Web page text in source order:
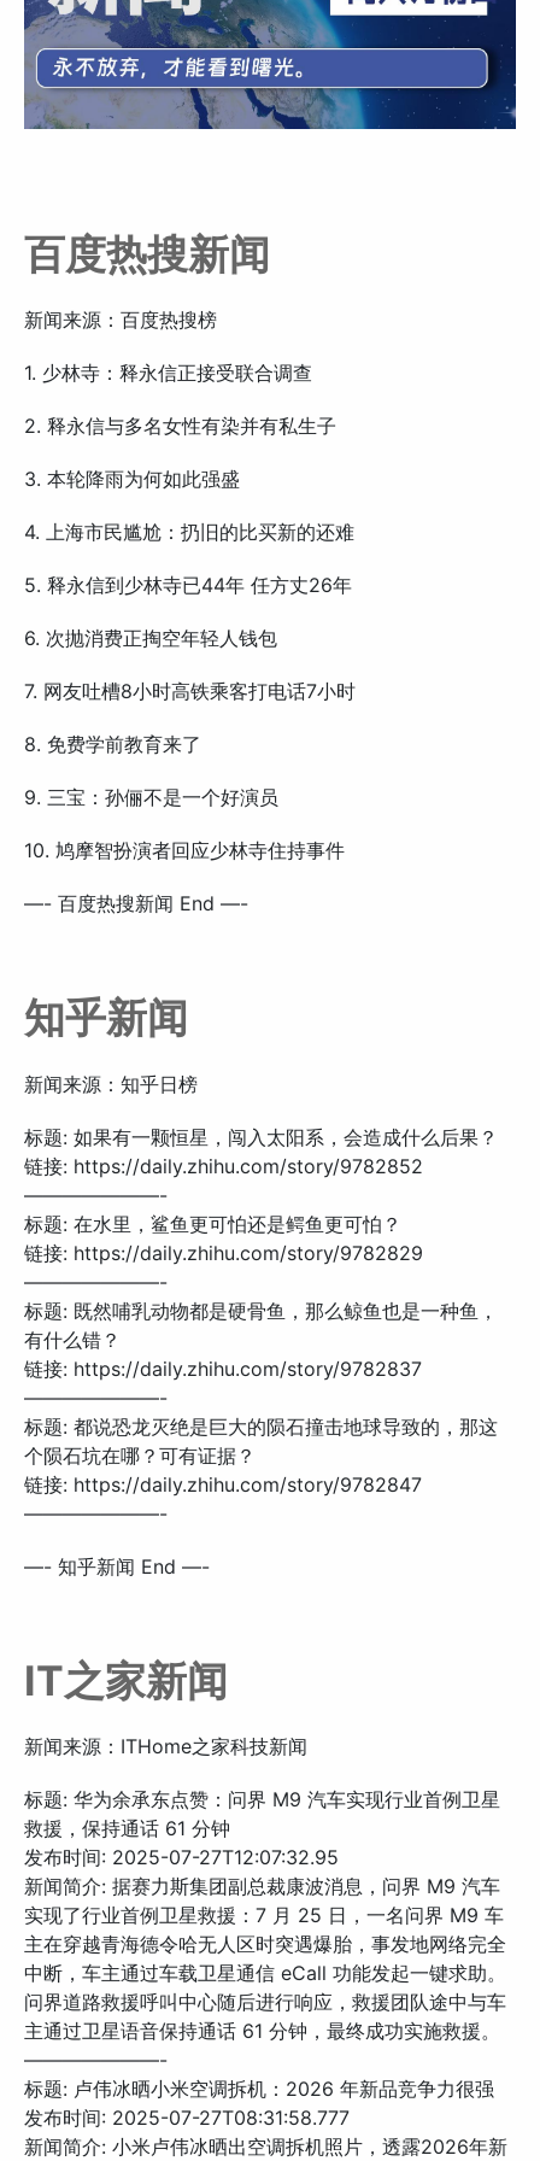
百度热搜新闻
新闻来源：百度热搜榜
1. 少林寺：释永信正接受联合调查
2. 释永信与多名女性有染并有私生子
3. 本轮降雨为何如此强盛
4. 上海市民尴尬：扔旧的比买新的还难
5. 释永信到少林寺已44年 任方丈26年
6. 次抛消费正掏空年轻人钱包
7. 网友吐槽8小时高铁乘客打电话7小时
8. 免费学前教育来了
9. 三宝：孙俪不是一个好演员
10. 鸠摩智扮演者回应少林寺住持事件
—- 百度热搜新闻 End —-
知乎新闻
新闻来源：知乎日榜
标题: 如果有一颗恒星，闯入太阳系，会造成什么后果？
链接: https://daily.zhihu.com/story/9782852
———————-
标题: 在水里，鲨鱼更可怕还是鳄鱼更可怕？
链接: https://daily.zhihu.com/story/9782829
———————-
标题: 既然哺乳动物都是硬骨鱼，那么鲸鱼也是一种鱼，
有什么错？
链接: https://daily.zhihu.com/story/9782837
———————-
标题: 都说恐龙灭绝是巨大的陨石撞击地球导致的，那这
个陨石坑在哪？可有证据？
链接: https://daily.zhihu.com/story/9782847
———————-
—- 知乎新闻 End —-
IT之家新闻
新闻来源：ITHome之家科技新闻
标题: 华为余承东点赞：问界 M9 汽车实现行业首例卫星
救援，保持通话 61 分钟
发布时间: 2025-07-27T12:07:32.95
新闻简介: 据赛力斯集团副总裁康波消息，问界 M9 汽车
实现了行业首例卫星救援：7 月 25 日，一名问界 M9 车
主在穿越青海德令哈无人区时突遇爆胎，事发地网络完全
中断，车主通过车载卫星通信 eCall 功能发起一键求助。
问界道路救援呼叫中心随后进行响应，救援团队途中与车
主通过卫星语音保持通话 61 分钟，最终成功实施救援。
———————-
标题: 卢伟冰晒小米空调拆机：2026 年新品竞争力很强
发布时间: 2025-07-27T08:31:58.777
新闻简介: 小米卢伟冰晒出空调拆机照片，透露2026年新